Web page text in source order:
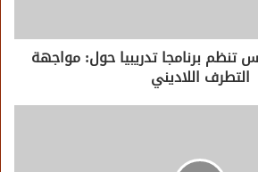
تنظم برنامجا تدريبيا حول: مواجهة
التطرف اللاديني